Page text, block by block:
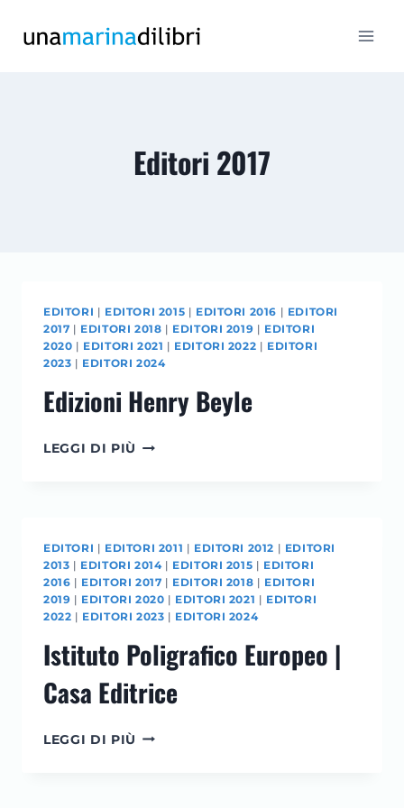
Editori 2017
EDITORI | EDITORI 2015 | EDITORI 2016 | EDITORI
2017 | EDITORI 2018 | EDITORI 2019 | EDITORI
2020 | EDITORI 2021 | EDITORI 2022 | EDITORI
2023 | EDITORI 2024
Edizioni Henry Beyle
LEGGI DI PIÙ EDIZIONI
EDITORI | EDITORI 2011 | EDITORI 2012 | EDITORI
2013 | EDITORI 2014| EDITORI 2015 | EDITORI
2016 | EDITORI 2017 | EDITORI 2018 | EDITORI
2019 | EDITORI 2020 | EDITORI 2021 | EDITORI
2022 | EDITORI 2023 | EDITORI 2024
Istituto Poligrafico Europeo |
Casa Editrice
LEGGI DI PIÙ ISTITUTO